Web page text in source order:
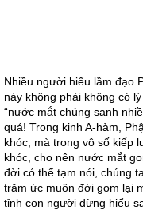
Nhiều người hiểu lầm đạo
này không phải không có
“nước mắt chúng sanh
quá! Trong kinh A-hàm,
khóc, mà trong vô số kiếp
khóc, cho nên nước mắt
đời có thể tạm nói, chúng
trăm ức muôn đời gom lại
tỉnh con người đừng hiểu